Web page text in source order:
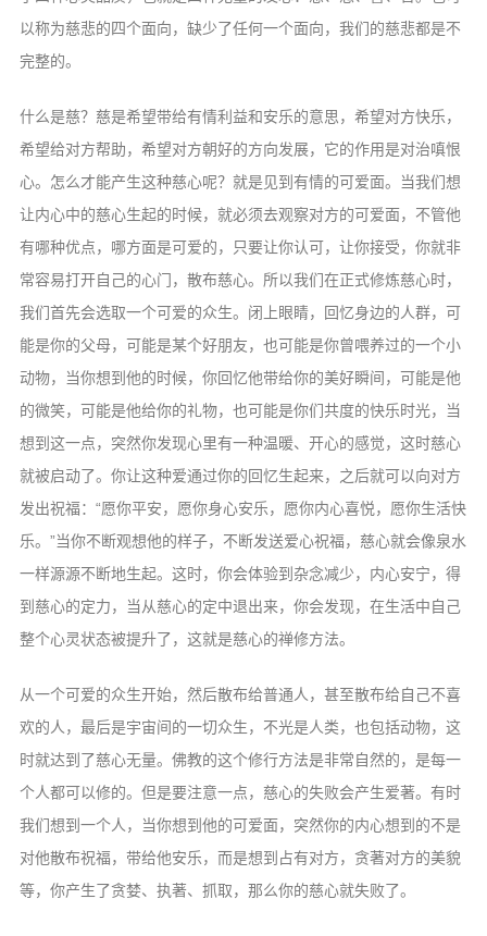
以称为慈悲的四个面向，缺少了任何一个面向，我们的慈悲都是不
完整的。
什么是慈？慈是希望带给有情利益和安乐的意思，希望对方快乐，
希望给对方帮助，希望对方朝好的方向发展，它的作用是对治嗔恨
心。怎么才能产生这种慈心呢？就是见到有情的可爱面。当我们想
让内心中的慈心生起的时候，就必须去观察对方的可爱面，不管他
有哪种优点，哪方面是可爱的，只要让你认可，让你接受，你就非
常容易打开自己的心门，散布慈心。所以我们在正式修炼慈心时，
我们首先会选取一个可爱的众生。闭上眼睛，回忆身边的人群，可
能是你的父母，可能是某个好朋友，也可能是你曾喂养过的一个小
动物，当你想到他的时候，你回忆他带给你的美好瞬间，可能是他
的微笑，可能是他给你的礼物，也可能是你们共度的快乐时光，当
想到这一点，突然你发现心里有一种温暖、开心的感觉，这时慈心
就被启动了。你让这种爱通过你的回忆生起来，之后就可以向对方
发出祝福：“愿你平安，愿你身心安乐，愿你内心喜悦，愿你生活快
乐。”当你不断观想他的样子，不断发送爱心祝福，慈心就会像泉水
一样源源不断地生起。这时，你会体验到杂念减少，内心安宁，得
到慈心的定力，当从慈心的定中退出来，你会发现，在生活中自己
整个心灵状态被提升了，这就是慈心的禅修方法。
从一个可爱的众生开始，然后散布给普通人，甚至散布给自己不喜
欢的人，最后是宇宙间的一切众生，不光是人类，也包括动物，这
时就达到了慈心无量。佛教的这个修行方法是非常自然的，是每一
个人都可以修的。但是要注意一点，慈心的失败会产生爱著。有时
我们想到一个人，当你想到他的可爱面，突然你的内心想到的不是
对他散布祝福，带给他安乐，而是想到占有对方，贪著对方的美貌
等，你产生了贪婪、执著、抓取，那么你的慈心就失败了。